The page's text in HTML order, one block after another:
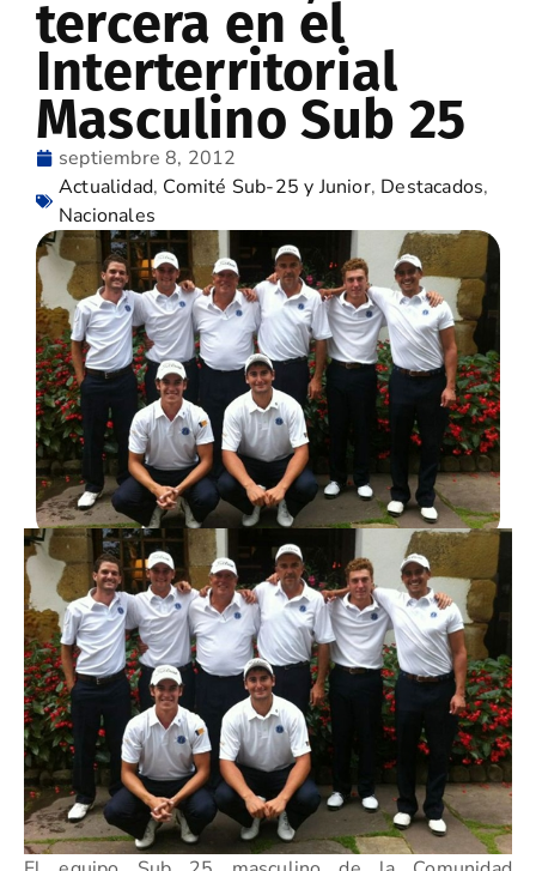
tercera en el
Interterritorial
Masculino Sub 25
septiembre 8, 2012
Actualidad, Comité Sub-25 y Junior, Destacados,
Nacionales